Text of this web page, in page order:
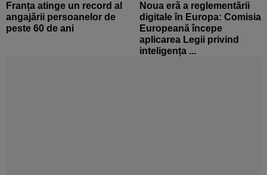
Franța atinge un record al
angajării persoanelor de
peste 60 de ani
Noua eră a reglementării
digitale în Europa: Comisia
Europeană începe
aplicarea Legii privind
inteligența ...